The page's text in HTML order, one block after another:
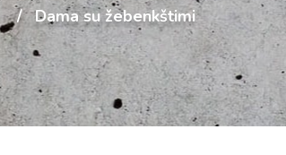
Dama su žebenkštimi